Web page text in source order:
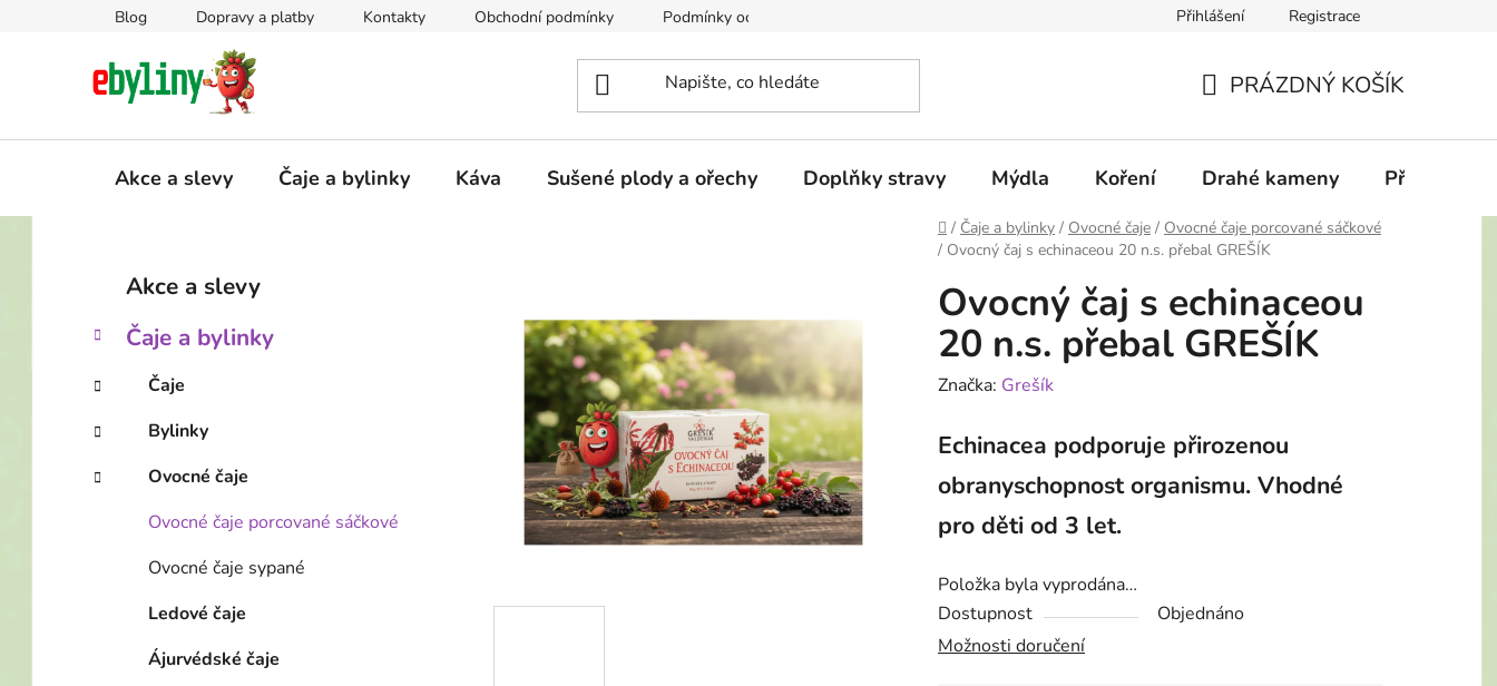
Blog Dopravy a platby Kontakty Obchodní podmínky Podmínky ochrany osobních údajů Přihlášení Registrace
KOŠÍK
PRÁZDNÝ KOŠÍK
Akce a slevy Čaje a bylinky Káva Sušené plody a ořechy Doplňky stravy Mýdla Koření Drahé kameny
Domů
/ Čaje a bylinky / Ovocné čaje / Ovocné čaje porcované sáčkové
/ Ovocný čaj s echinaceou 20 n.s. přebal GREŠÍK
s
r
a
n
n
Přeskočit
kategorie
e
o
i
e
Akce a slevy
Čaje a bylinky
Čaje
Bylinky
Ovocné čaje
Ovocné čaje porcované sáčkové
Ovocné čaje sypané
Ledové čaje
Ájurvédské čaje
Ovocný čaj s echinaceou
20 n.s. přebal GREŠÍK
Značka: Grešík
Echinacea podporuje přirozenou
obranyschopnost organismu. Vhodné
pro děti od 3 let.
Položka byla vyprodána…
Dostupnost
Objednáno
Možnosti doručení